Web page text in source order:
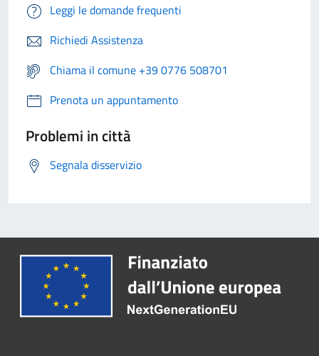
Leggi le domande frequenti
Richiedi Assistenza
Chiama il comune +39 0776 508701
Prenota un appuntamento
Problemi in città
Segnala disservizio